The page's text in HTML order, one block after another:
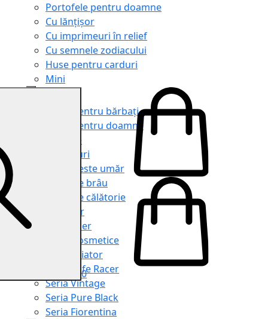
Portofele pentru doamne
Cu lănțișor
Cu imprimeuri în relief
Cu semnele zodiacului
Huse pentru carduri
Mini
Genți pentru bărbați
Genți pentru doamne
Serviete
Rucsacuri
Genți peste umăr
Genți de brâu
Genți de călătorie
Shopper
Organiser
Truse cosmetice
Seria Aviator
Seria Cafe Racer
Seria Vintage
Seria Pure Black
Seria Fiorentina
0